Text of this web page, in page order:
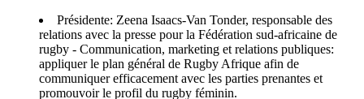
Présidente: Zeena Isaacs-Van Tonder, responsable des
relations avec la presse pour la Fédération sud-africaine de
rugby - Communication, marketing et relations publiques:
appliquer le plan général de Rugby Afrique afin de
communiquer efficacement avec les parties prenantes et
promouvoir le profil du rugby féminin.